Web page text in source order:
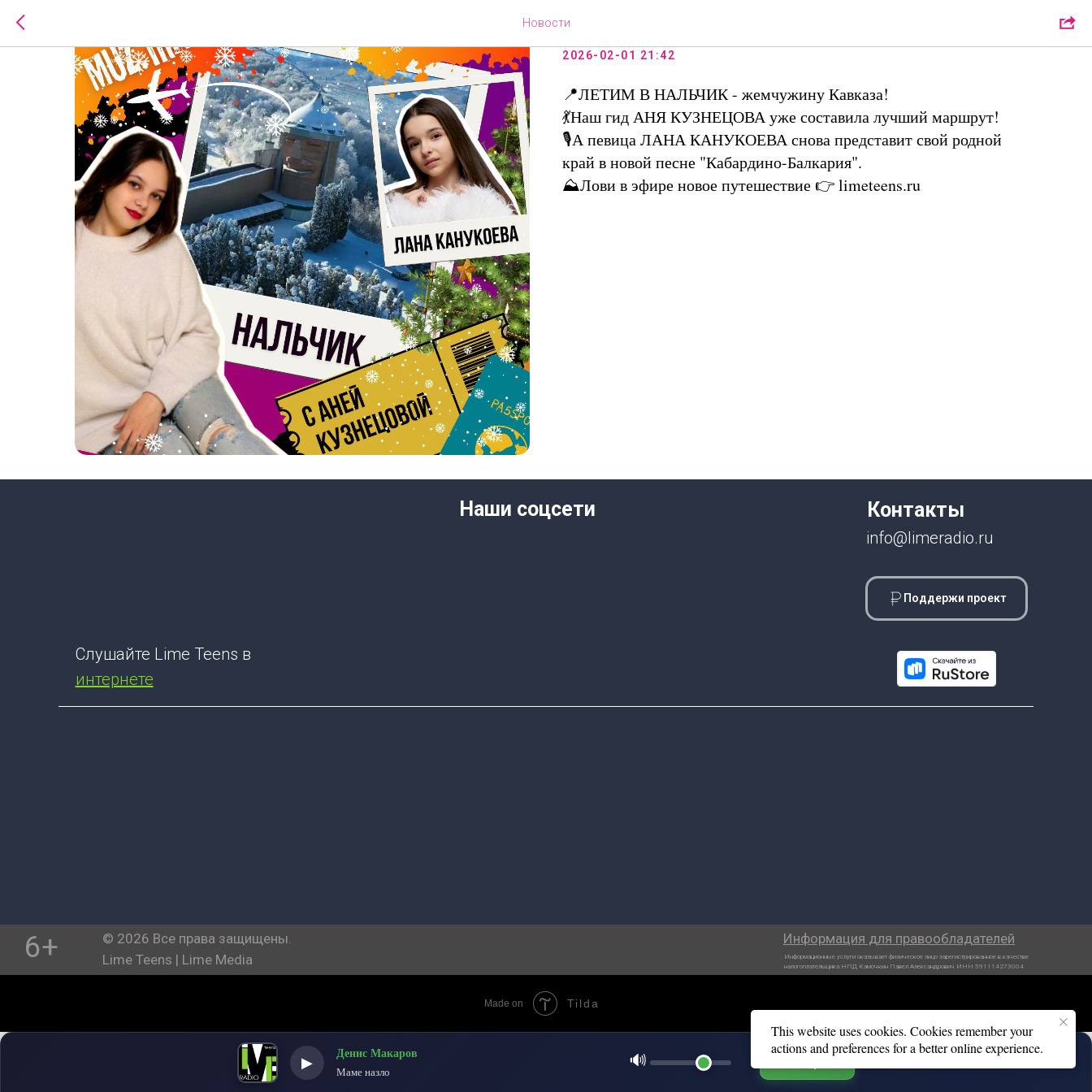
Новости✈️ MUZ TRAVEL🌎
2026-02-01 21:42
📍ЛЕТИМ В НАЛЬЧИК - жемчужину Кавказа!
💃Наш гид АНЯ КУЗНЕЦОВА уже составила лучший маршрут!
🎙А певица ЛАНА КАНУКОЕВА снова представит свой родной
край в новой песне "Кабардино-Балкария".
⛰️Лови в эфире новое путешествие 👉 limeteens.ru
Наши соцсети
6+
© 2026 Все права защищены.
Lime Teens | Lime Media
Информационные услуги оказывает физическое лицо зарегистрированное в качестве
налогоплательщика НПД Камочкин Павел Александрович ИНН 591114273004
Информация для правообладателей
Слушайте Lime Teens в
интернете
Контакты
info@limeradio.ru
Поддержи проект
▶
Денис Макаров
Маме назло
🔊
This website uses cookies. Cookies remember your
actions and preferences for a better online experience.
Made on Tilda